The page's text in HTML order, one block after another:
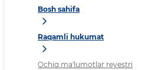
Bosh sahifa
Raqamli hukumat
Ochiq ma'lumotlar reyestri